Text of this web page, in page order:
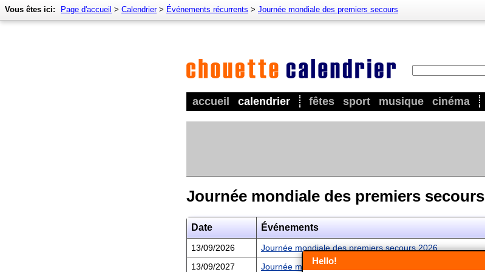
accueil calendrier fêtes sport musique cinéma
Vous êtes ici: Page d'accueil > Calendrier> Événements récurrents > Journée mondiale des premiers secours
Journée mondiale des premiers secours
Date Événements
13/09/2026 Journée mondiale des premiers secours 2026
13/09/2027
Journée mondiale des premiers secours 2027
Hello!